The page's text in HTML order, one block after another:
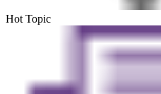
Hot Topic